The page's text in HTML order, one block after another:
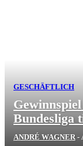
GESCHÄFTLICH
Bundesliga
ANDRÉ WAGNER -